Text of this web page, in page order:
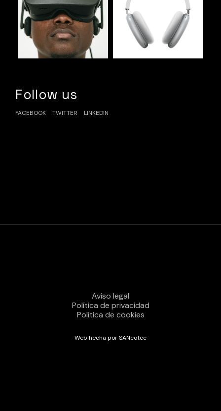
Follow us
FACEBOOK TWITTER LINKEDIN
Aviso legal
Política de privacidad
Política de cookies
Web hecha por SANcotec